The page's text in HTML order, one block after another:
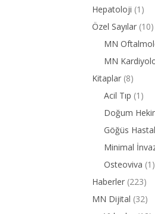
Hepatoloji (1)
Özel Sayılar (10)
MN
MN
Kitaplar (8)
Acil Tıp (1)
Doğum
Göğüs
Minimal
Osteoviva (1)
Haberler (223)
MN Dijital (32)